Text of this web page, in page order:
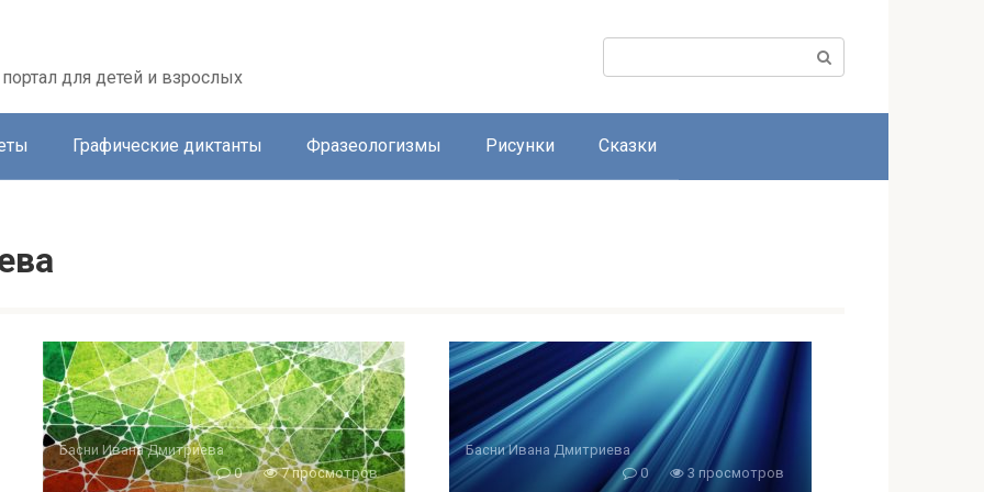
для детей и взрослых
Поиск:
Графические диктанты Фразеологизмы Рисунки Сказки
Басни Ивана Дмитриева
0
7 просмотров
Басни Ивана Дмитриева
0
3 просмотров